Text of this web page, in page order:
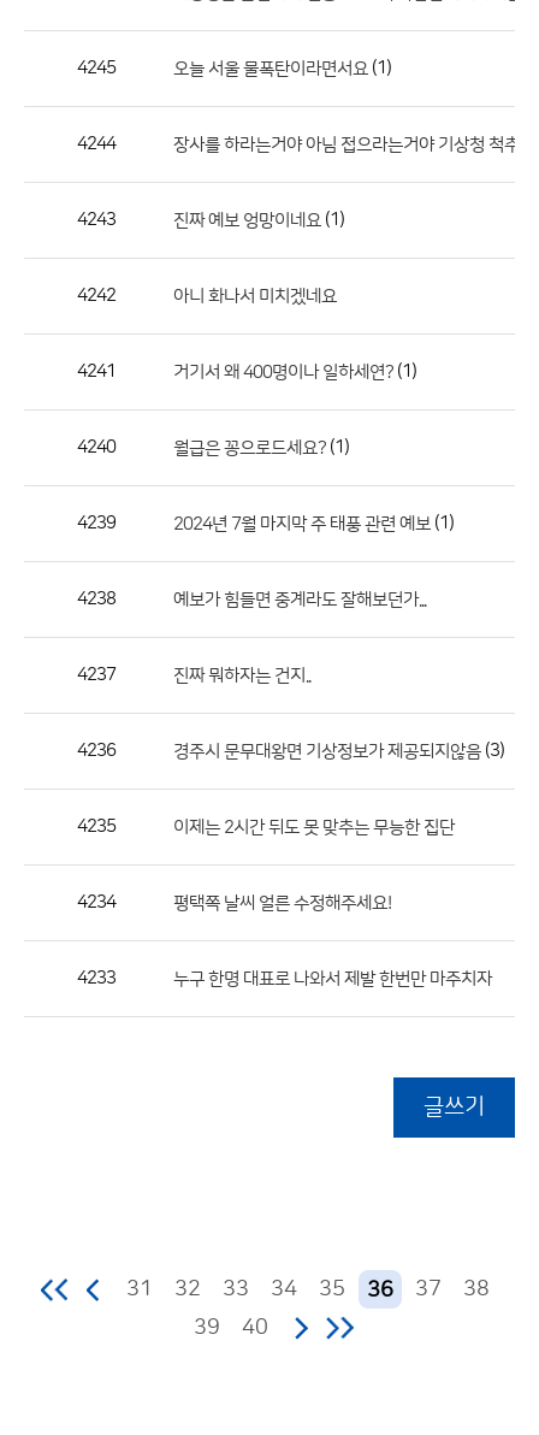
론
호,
록
공
4245 오늘 서울 물폭탄이라면서요 (1)
4244 장사를 하라는거야 아님 접으라는거야 기상청 척추
4243 진짜 예보 엉망이네요 (1)
4242 아니 화나서 미치겠네요
4241 거기서 왜 400명이나 일하세연? (1)
4240 월급은 꽁으로드세요? (1)
4239 2024년 7월 마지막 주 태풍 관련 예보 (1)
4238 예보가 힘들면 중계라도 잘해보던가...
4237 진짜 뭐하자는 건지..
4236 경주시 문무대왕면 기상정보가 제공되지않음 (3)
4235 이제는 2시간 뒤도 못 맞추는 무능한 집단
4234 평택쪽 날씨 얼른 수정해주세요!
4233 누구 한명 대표로 나와서 제발 한번만 마주치자
글쓰기
31 32 33 34 35 36 37
38
39
40